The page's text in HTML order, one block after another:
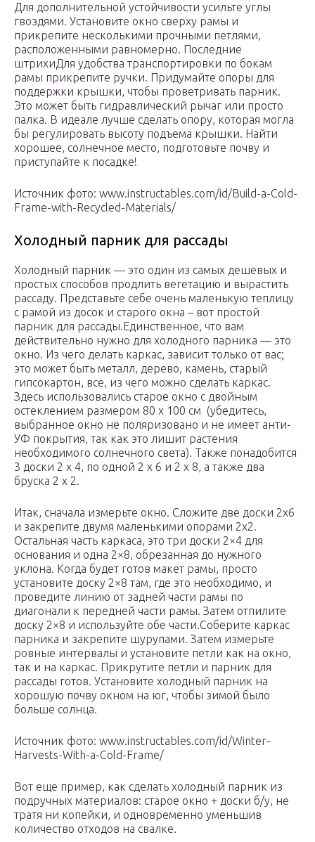
Для дополнительной устойчивости усильте углы
гвоздями. Установите окно сверху рамы и
прикрепите несколькими прочными петлями,
расположенными равномерно. Последние
штрихиДля удобства транспортировки по бокам
рамы прикрепите ручки. Придумайте опоры для
поддержки крышки, чтобы проветривать парник.
Это может быть гидравлический рычаг или просто
палка. В идеале лучше сделать опору, которая могла
бы регулировать высоту подъема крышки. Найти
хорошее, солнечное место, подготовьте почву и
приступайте к посадке!
Источник фото: www.instructables.com/id/Build-a-Cold-
Frame-with-Recycled-Materials/
Холодный парник для рассады
Холодный парник — это один из самых дешевых и
простых способов продлить вегетацию и вырастить
рассаду. Представьте себе очень маленькую теплицу
с рамой из досок и старого окна – вот простой
парник для рассады.Единственное, что вам
действительно нужно для холодного парника — это
окно. Из чего делать каркас, зависит только от вас;
это может быть металл, дерево, камень, старый
гипсокартон, все, из чего можно сделать каркас.
Здесь использовались старое окно с двойным
остеклением размером 80 х 100 см (убедитесь,
выбранное окно не поляризовано и не имеет анти-
УФ покрытия, так как это лишит растения
необходимого солнечного света). Также понадобится
3 доски 2 х 4, по одной 2 х 6 и 2 х 8, а также два
бруска 2 х 2.
Итак, сначала измерьте окно. Сложите две доски 2х6
и закрепите двумя маленькими опорами 2х2.
Остальная часть каркаса, это три доски 2×4 для
основания и одна 2×8, обрезанная до нужного
уклона. Когда будет готов макет рамы, просто
установите доску 2×8 там, где это необходимо, и
проведите линию от задней части рамы по
диагонали к передней части рамы. Затем отпилите
доску 2×8 и используйте обе части.Соберите каркас
парника и закрепите шурупами. Затем измерьте
ровные интервалы и установите петли как на окно,
так и на каркас. Прикрутите петли и парник для
рассады готов. Установите холодный парник на
хорошую почву окном на юг, чтобы зимой было
больше солнца.
Источник фото: www.instructables.com/id/Winter-
Harvests-With-a-Cold-Frame/
Вот еще пример, как сделать холодный парник из
подручных материалов: старое окно + доски б/у, не
тратя ни копейки, и одновременно уменьшив
количество отходов на свалке.